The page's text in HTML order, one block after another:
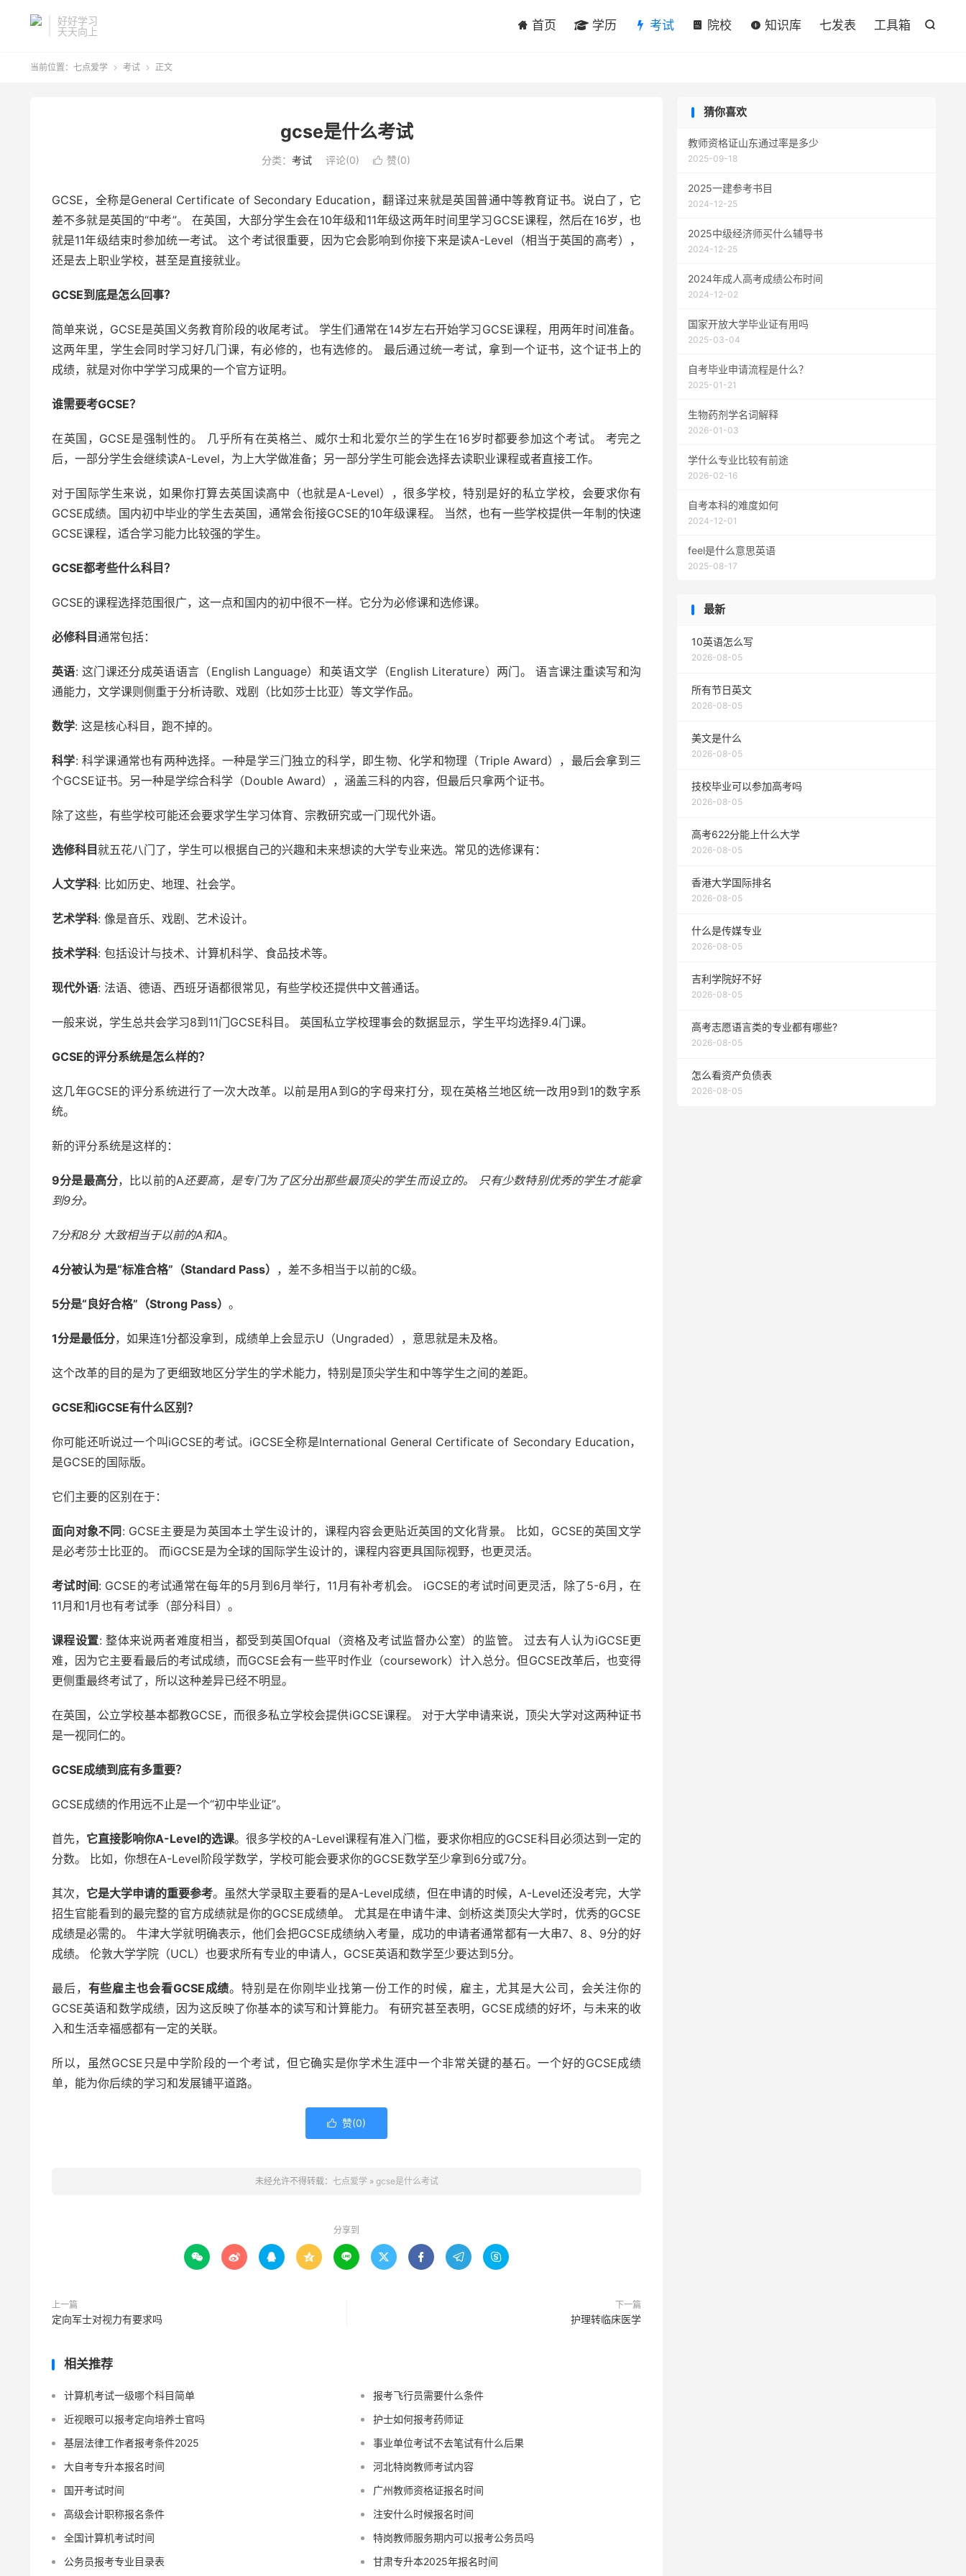
好好学习
天天向上

首页 学历 考试 院校 知识库 七发表 工具箱
当前位置： 七点爱学  考试  正文
gcse是什么考试
分类： 考试 评论(0)  赞(0)
GCSE，全称是General Certificate of Secondary Education，翻译过来就是英国普通中等教育证书。说白了，它
差不多就是英国的“中考”。 在英国，大部分学生会在10年级和11年级这两年时间里学习GCSE课程，然后在16岁，也
就是11年级结束时参加统一考试。 这个考试很重要，因为它会影响到你接下来是读A-Level（相当于英国的高考），
还是去上职业学校，甚至是直接就业。
GCSE到底是怎么回事？
简单来说，GCSE是英国义务教育阶段的收尾考试。 学生们通常在14岁左右开始学习GCSE课程，用两年时间准备。
这两年里，学生会同时学习好几门课，有必修的，也有选修的。 最后通过统一考试，拿到一个证书，这个证书上的
成绩，就是对你中学学习成果的一个官方证明。
谁需要考GCSE？
在英国，GCSE是强制性的。 几乎所有在英格兰、威尔士和北爱尔兰的学生在16岁时都要参加这个考试。 考完之
后，一部分学生会继续读A-Level，为上大学做准备；另一部分学生可能会选择去读职业课程或者直接工作。
对于国际学生来说，如果你打算去英国读高中（也就是A-Level），很多学校，特别是好的私立学校，会要求你有
GCSE成绩。国内初中毕业的学生去英国，通常会衔接GCSE的10年级课程。 当然，也有一些学校提供一年制的快速
GCSE课程，适合学习能力比较强的学生。
GCSE都考些什么科目？
GCSE的课程选择范围很广，这一点和国内的初中很不一样。它分为必修课和选修课。
必修科目通常包括：
英语: 这门课还分成英语语言（English Language）和英语文学（English Literature）两门。 语言课注重读写和沟
通能力，文学课则侧重于分析诗歌、戏剧（比如莎士比亚）等文学作品。
数学: 这是核心科目，跑不掉的。
科学: 科学课通常也有两种选择。一种是学三门独立的科学，即生物、化学和物理（Triple Award），最后会拿到三
个GCSE证书。另一种是学综合科学（Double Award），涵盖三科的内容，但最后只拿两个证书。
除了这些，有些学校可能还会要求学生学习体育、宗教研究或一门现代外语。
选修科目就五花八门了，学生可以根据自己的兴趣和未来想读的大学专业来选。常见的选修课有：
人文学科: 比如历史、地理、社会学。
艺术学科: 像是音乐、戏剧、艺术设计。
技术学科: 包括设计与技术、计算机科学、食品技术等。
现代外语: 法语、德语、西班牙语都很常见，有些学校还提供中文普通话。
一般来说，学生总共会学习8到11门GCSE科目。 英国私立学校理事会的数据显示，学生平均选择9.4门课。
GCSE的评分系统是怎么样的？
这几年GCSE的评分系统进行了一次大改革。以前是用A到G的字母来打分，现在英格兰地区统一改用9到1的数字系
统。
新的评分系统是这样的：
9分是最高分，比以前的A还要高，是专门为了区分出那些最顶尖的学生而设立的。 只有少数特别优秀的学生才能拿
到9分。
7分和8分大致相当于以前的A和A。
4分被认为是“标准合格”（Standard Pass） ，差不多相当于以前的C级。
5分是“良好合格”（Strong Pass） 。
1分是最低分，如果连1分都没拿到，成绩单上会显示U（Ungraded），意思就是未及格。
这个改革的目的是为了更细致地区分学生的学术能力，特别是顶尖学生和中等学生之间的差距。
GCSE和iGCSE有什么区别？
你可能还听说过一个叫iGCSE的考试。iGCSE全称是International General Certificate of Secondary Education，
是GCSE的国际版。
它们主要的区别在于：
面向对象不同 : GCSE主要是为英国本土学生设计的，课程内容会更贴近英国的文化背景。 比如，GCSE的英国文学
是必考莎士比亚的。 而iGCSE是为全球的国际学生设计的，课程内容更具国际视野，也更灵活。
考试时间: GCSE的考试通常在每年的5月到6月举行，11月有补考机会。 iGCSE的考试时间更灵活，除了5-6月，在
11月和1月也有考试季（部分科目）。
课程设置: 整体来说两者难度相当，都受到英国Ofqual（资格及考试监督办公室）的监管。 过去有人认为iGCSE更
难，因为它主要看最后的考试成绩，而GCSE会有一些平时作业（coursework）计入总分。但GCSE改革后，也变得
更侧重最终考试了，所以这种差异已经不明显。
在英国，公立学校基本都教GCSE，而很多私立学校会提供iGCSE课程。 对于大学申请来说，顶尖大学对这两种证书
是一视同仁的。
GCSE成绩到底有多重要？
GCSE成绩的作用远不止是一个“初中毕业证”。
首先， 它直接影响你A-Level的选课。很多学校的A-Level课程有准入门槛，要求你相应的GCSE科目必须达到一定的
分数。 比如，你想在A-Level阶段学数学，学校可能会要求你的GCSE数学至少拿到6分或7分。
其次， 它是大学申请的重要参考。虽然大学录取主要看的是A-Level成绩，但在申请的时候，A-Level还没考完，大学
招生官能看到的最完整的官方成绩就是你的GCSE成绩单。 尤其是在申请牛津、剑桥这类顶尖大学时，优秀的GCSE
成绩是必需的。 牛津大学就明确表示，他们会把GCSE成绩纳入考量，成功的申请者通常都有一大串7、8、9分的好
成绩。 伦敦大学学院（UCL）也要求所有专业的申请人，GCSE英语和数学至少要达到5分。
最后， 有些雇主也会看GCSE成绩。特别是在你刚毕业找第一份工作的时候，雇主，尤其是大公司，会关注你的
GCSE英语和数学成绩，因为这反映了你基本的读写和计算能力。 有研究甚至表明，GCSE成绩的好坏，与未来的收
入和生活幸福感都有一定的关联。
所以，虽然GCSE只是中学阶段的一个考试，但它确实是你学术生涯中一个非常关键的基石。一个好的GCSE成绩
单，能为你后续的学习和发展铺平道路。
 赞(0)
未经允许不得转载： 七点爱学 » gcse是什么考试
分享到
        
上一篇
定向军士对视力有要求吗
下一篇
护理转临床医学
相关推荐
计算机考试一级哪个科目简单
报考飞行员需要什么条件
近视眼可以报考定向培养士官吗
护士如何报考药师证
基层法律工作者报考条件2025
事业单位考试不去笔试有什么后果
大自考专升本报名时间
河北特岗教师考试内容
国开考试时间
广州教师资格证报名时间
高级会计职称报名条件
注安什么时候报名时间
全国计算机考试时间
特岗教师服务期内可以报考公务员吗
公务员报考专业目录表
甘肃专升本2025年报名时间
猜你喜欢
教师资格证山东通过率是多少
2025-09-18
2025一建参考书目
2024-12-25
2025中级经济师买什么辅导书
2024-12-25
2024年成人高考成绩公布时间
2024-12-02
国家开放大学毕业证有用吗
2025-03-04
自考毕业申请流程是什么？
2025-01-21
生物药剂学名词解释
2026-01-03
学什么专业比较有前途
2026-02-16
自考本科的难度如何
2024-12-01
feel是什么意思英语
2025-08-17
最新
10英语怎么写
2026-08-05
所有节日英文
2026-08-05
美文是什么
2026-08-05
技校毕业可以参加高考吗
2026-08-05
高考622分能上什么大学
2026-08-05
香港大学国际排名
2026-08-05
什么是传媒专业
2026-08-05
吉利学院好不好
2026-08-05
高考志愿语言类的专业都有哪些?
2026-08-05
怎么看资产负债表
2026-08-05